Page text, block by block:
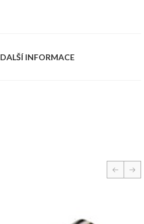
DALŠÍ INFORMACE
prev